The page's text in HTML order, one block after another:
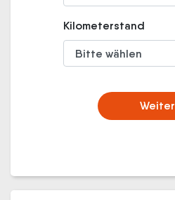
Kilometerstand
Weiter